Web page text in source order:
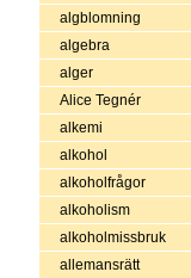
algblomning
algebra
alger
Alice Tegnér
alkemi
alkohol
alkoholfrågor
alkoholism
alkoholmissbruk
allemansrätt